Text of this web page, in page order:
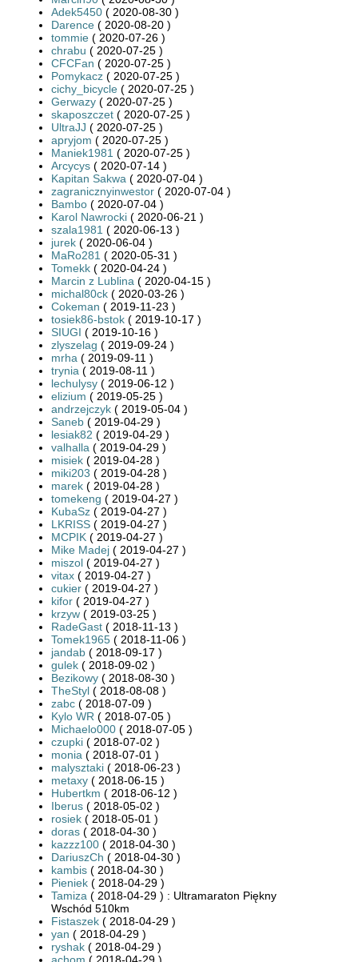
Adek5450 ( 2020-08-30 )
Darence ( 2020-08-20 )
tommie ( 2020-07-26 )
chrabu ( 2020-07-25 )
CFCFan ( 2020-07-25 )
Pomykacz ( 2020-07-25 )
cichy_bicycle ( 2020-07-25 )
Gerwazy ( 2020-07-25 )
skaposzczet ( 2020-07-25 )
UltraJJ ( 2020-07-25 )
apryjom ( 2020-07-25 )
Maniek1981 ( 2020-07-25 )
Arcycys ( 2020-07-14 )
Kapitan Sakwa ( 2020-07-04 )
zagranicznyinwestor ( 2020-07-04 )
Bambo ( 2020-07-04 )
Karol Nawrocki ( 2020-06-21 )
szala1981 ( 2020-06-13 )
jurek ( 2020-06-04 )
MaRo281 ( 2020-05-31 )
Tomekk ( 2020-04-24 )
Marcin z Lublina ( 2020-04-15 )
michal80ck ( 2020-03-26 )
Cokeman ( 2019-11-23 )
tosiek86-bstok ( 2019-10-17 )
SIUGI ( 2019-10-16 )
zlyszelag ( 2019-09-24 )
mrha ( 2019-09-11 )
trynia ( 2019-08-11 )
lechulysy ( 2019-06-12 )
elizium ( 2019-05-25 )
andrzejczyk ( 2019-05-04 )
Saneb ( 2019-04-29 )
lesiak82 ( 2019-04-29 )
valhalla ( 2019-04-29 )
misiek ( 2019-04-28 )
miki203 ( 2019-04-28 )
marek ( 2019-04-28 )
tomekeng ( 2019-04-27 )
KubaSz ( 2019-04-27 )
LKRISS ( 2019-04-27 )
MCPIK ( 2019-04-27 )
Mike Madej ( 2019-04-27 )
miszol ( 2019-04-27 )
vitax ( 2019-04-27 )
cukier ( 2019-04-27 )
kifor ( 2019-04-27 )
krzyw ( 2019-03-25 )
RadeGast ( 2018-11-13 )
Tomek1965 ( 2018-11-06 )
jandab ( 2018-09-17 )
gulek ( 2018-09-02 )
Bezikowy ( 2018-08-30 )
TheStyl ( 2018-08-08 )
zabc ( 2018-07-09 )
Kylo WR ( 2018-07-05 )
Michaelo000 ( 2018-07-05 )
czupki ( 2018-07-02 )
monia ( 2018-07-01 )
malysztaki ( 2018-06-23 )
metaxy ( 2018-06-15 )
Hubertkm ( 2018-06-12 )
Iberus ( 2018-05-02 )
rosiek ( 2018-05-01 )
doras ( 2018-04-30 )
kazzz100 ( 2018-04-30 )
DariuszCh ( 2018-04-30 )
kambis ( 2018-04-30 )
Pieniek ( 2018-04-29 )
Tamiza ( 2018-04-29 ) : Ultramaraton Piękny
Wschód 510km
Fistaszek ( 2018-04-29 )
yan ( 2018-04-29 )
ryshak ( 2018-04-29 )
achom ( 2018-04-29 )